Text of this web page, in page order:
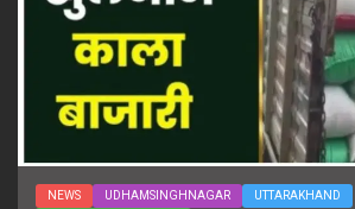
NEWS UDHAMSINGHNAGAR
UTTARAKHAND